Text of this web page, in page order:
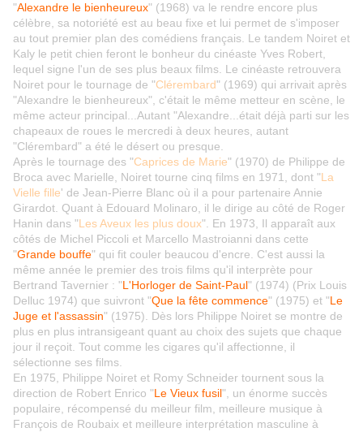
"Alexandre le bienheureux" (1968) va le rendre encore plus
célèbre, sa notoriété est au beau fixe et lui permet de s'imposer
au tout premier plan des comédiens français. Le tandem Noiret et
Kaly le petit chien feront le bonheur du cinéaste Yves Robert,
lequel signe l'un de ses plus beaux films. Le cinéaste retrouvera
Noiret pour le tournage de "Clérembard" (1969) qui arrivait après
"Alexandre le bienheureux", c'était le même metteur en scène, le
même acteur principal...Autant "Alexandre...était déjà parti sur les
chapeaux de roues le mercredi à deux heures, autant
"Clérembard" a été le désert ou presque.
Après le tournage des "Caprices de Marie" (1970) de Philippe de
Broca avec Marielle, Noiret tourne cinq films en 1971, dont "La
Vielle fille' de Jean-Pierre Blanc où il a pour partenaire Annie
Girardot. Quant à Edouard Molinaro, il le dirige au côté de Roger
Hanin dans "Les Aveux les plus doux". En 1973, Il apparaît aux
côtés de Michel Piccoli et Marcello Mastroianni dans cette
"Grande bouffe" qui fit couler beaucou d'encre. C'est aussi la
même année le premier des trois films qu'il interprète pour
Bertrand Tavernier : "L'Horloger de Saint-Paul" (1974) (Prix Louis
Delluc 1974) que suivront "Que la fête commence" (1975) et "Le
Juge et l'assassin" (1975). Dès lors Philippe Noiret se montre de
plus en plus intransigeant quant au choix des sujets que chaque
jour il reçoit. Tout comme les cigares qu'il affectionne, il
sélectionne ses films.
En 1975, Philippe Noiret et Romy Schneider tournent sous la
direction de Robert Enrico "Le Vieux fusil", un énorme succès
populaire, récompensé du meilleur film, meilleure musique à
François de Roubaix et meilleure interprétation masculine à